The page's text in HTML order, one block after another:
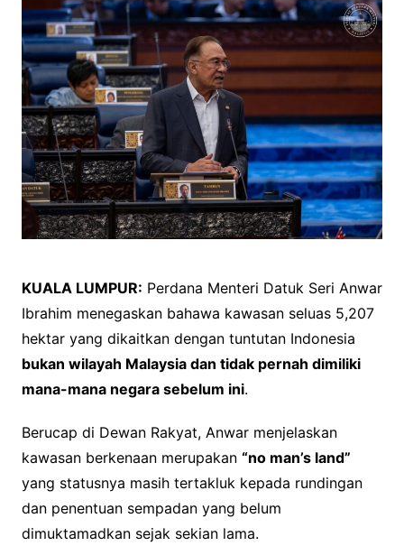
KUALA LUMPUR: Perdana Menteri Datuk Seri Anwar
Ibrahim menegaskan bahawa kawasan seluas 5,207
hektar yang dikaitkan dengan tuntutan Indonesia
bukan wilayah Malaysia dan tidak pernah dimiliki
mana-mana negara sebelum ini.
Berucap di Dewan Rakyat, Anwar menjelaskan
kawasan berkenaan merupakan “no man’s land”
yang statusnya masih tertakluk kepada rundingan
dan penentuan sempadan yang belum
dimuktamadkan sejak sekian lama.